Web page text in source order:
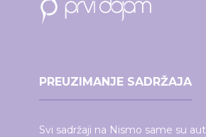
PREUZIMANJE SADRŽAJA
Svi sadržaji na Nismo same su